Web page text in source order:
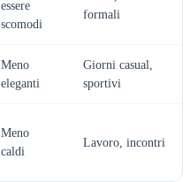
essere
scomodi
formali
Meno
eleganti
Giorni casual,
sportivi
Meno
caldi
Lavoro, incontri